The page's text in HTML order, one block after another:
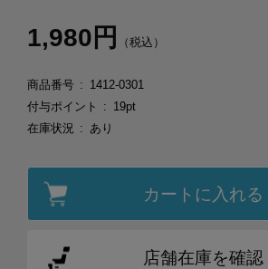
1,980円 （税込）
商品番号
1412-0301
付与ポイント
19pt
在庫状況
あり
カートに入れる
店舗在庫を確認